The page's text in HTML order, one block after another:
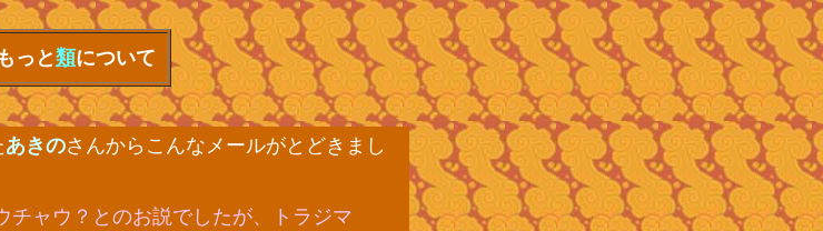
もっと類について
あきのさんからこんなメールがとどきまし
ャウ？とのお説でしたが、トラジマ